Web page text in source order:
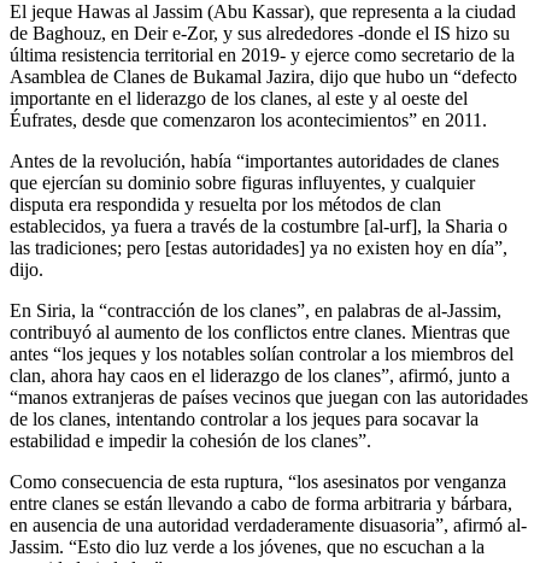
El jeque Hawas al Jassim (Abu Kassar), que representa a la ciudad
de Baghouz, en Deir e-Zor, y sus alrededores -donde el IS hizo su
última resistencia territorial en 2019- y ejerce como secretario de la
Asamblea de Clanes de Bukamal Jazira, dijo que hubo un “defecto
importante en el liderazgo de los clanes, al este y al oeste del
Éufrates, desde que comenzaron los acontecimientos” en 2011.
Antes de la revolución, había “importantes autoridades de clanes
que ejercían su dominio sobre figuras influyentes, y cualquier
disputa era respondida y resuelta por los métodos de clan
establecidos, ya fuera a través de la costumbre [al-urf], la Sharia o
las tradiciones; pero [estas autoridades] ya no existen hoy en día”,
dijo.
En Siria, la “contracción de los clanes”, en palabras de al-Jassim,
contribuyó al aumento de los conflictos entre clanes. Mientras que
antes “los jeques y los notables solían controlar a los miembros del
clan, ahora hay caos en el liderazgo de los clanes”, afirmó, junto a
“manos extranjeras de países vecinos que juegan con las autoridades
de los clanes, intentando controlar a los jeques para socavar la
estabilidad e impedir la cohesión de los clanes”.
Como consecuencia de esta ruptura, “los asesinatos por venganza
entre clanes se están llevando a cabo de forma arbitraria y bárbara,
en ausencia de una autoridad verdaderamente disuasoria”, afirmó al-
Jassim. “Esto dio luz verde a los jóvenes, que no escuchan a la